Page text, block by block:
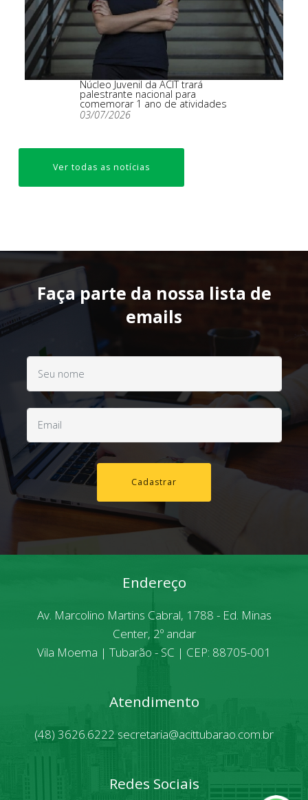
Núcleo Juvenil da ACIT trará
palestrante nacional para
comemorar 1 ano de atividades
03/07/2026
Ver todas as notícias
Faça parte da nossa lista de
emails
Cadastrar
Endereço
Av. Marcolino Martins Cabral, 1788 - Ed. Minas
Center, 2º andar
Vila Moema | Tubarão - SC | CEP: 88705-001
Atendimento
(48) 3626.6222 secretaria@acittubarao.com.br
Redes Sociais